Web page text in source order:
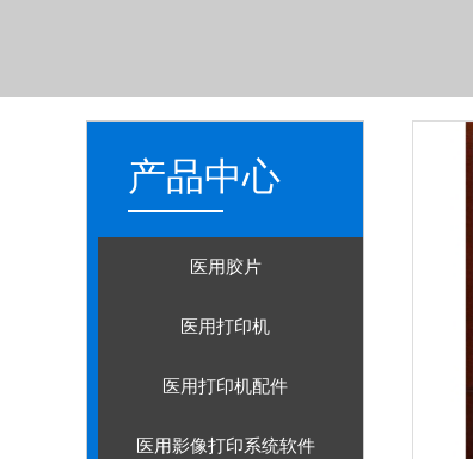
产品中心
医用胶片
医用打印机
医用打印机配件
医用影像打印系统软件